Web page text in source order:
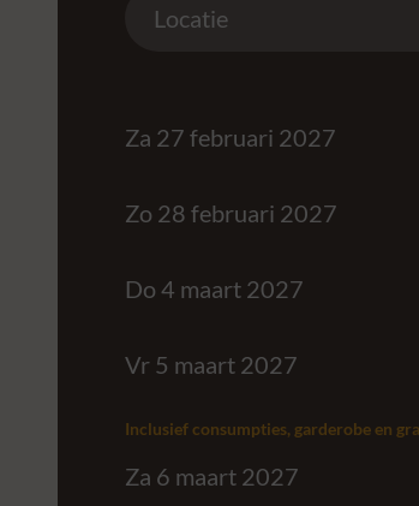
Locatie
Za 27 februari 2027
Zo 28 februari 2027
Do 4 maart 2027
Vr 5 maart 2027
Inclusief consumpties, garderobe en
Za 6 maart 2027